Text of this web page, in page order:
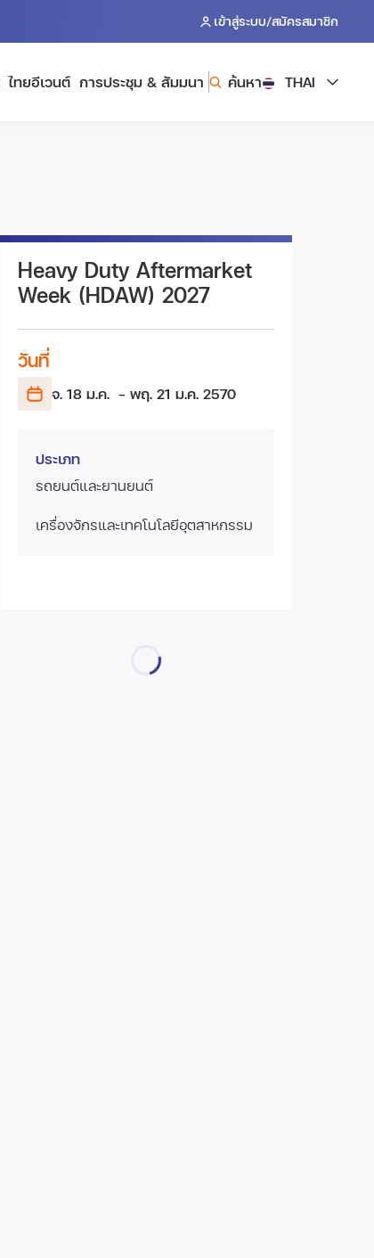
เข้าสู่ระบบ/สมัครสมาชิก
ไทยอีเวนต์ การประชุม & สัมมนา ค้นหา THAI
Heavy Duty Aftermarket
Week (HDAW) 2027
วันที่
จ. 18 ม.ค. - พฤ. 21 ม.ค. 2570
ประเภท
รถยนต์และยานยนต์
เครื่องจักรและเทคโนโลยีอุตสาหกรรม